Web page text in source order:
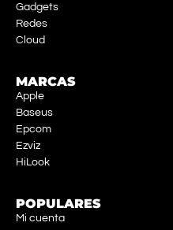
Gadgets
Redes
Cloud
MARCAS
Apple
Baseus
Epcom
Ezviz
HiLook
POPULARES
Mi cuenta